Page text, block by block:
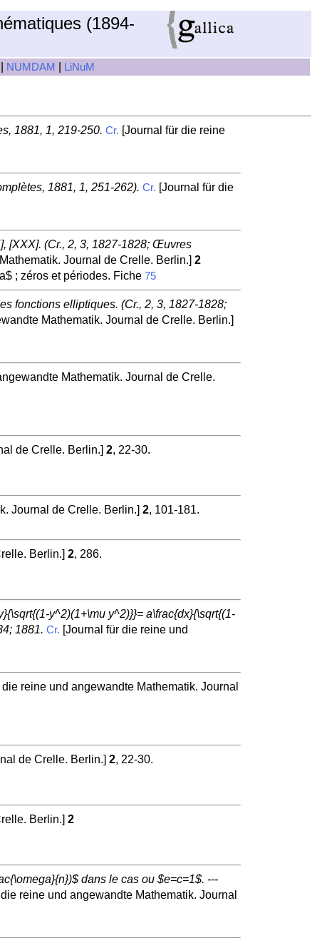
(1894-
NUMDAM LiNuM
1881, 1, 219-250. Cr. [Journal für die reine
1881, 1, 251-262). Cr. [Journal für die
[XXX]. (Cr., 2, 3, 1827-1828; Œuvres
Journal de Crelle. Berlin.] 2
; zéros et périodes. Fiche 75
fonctions elliptiques. (Cr., 2, 3, 1827-1828;
Mathematik. Journal de Crelle. Berlin.]
Mathematik. Journal de Crelle.
de Crelle. Berlin.] 2, 22-30.
Journal de Crelle. Berlin.] 2, 101-181.
Berlin.] 2, 286.
y^2)(1+\mu y^2)}}= a\frac{dx}{\sqrt{(1-
1881. Cr. [Journal für die reine und
die reine und angewandte Mathematik. Journal
de Crelle. Berlin.] 2, 22-30.
Berlin.] 2
dans le cas ou $e=c=1$. ---
reine und angewandte Mathematik. Journal